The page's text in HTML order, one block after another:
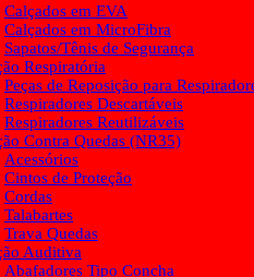
Calçados em EVA
Calçados em MicroFibra
Sapatos/Tênis de Segurança
Respiratória
Peças de Reposição para
Respiradores Descartáveis
Respiradores Reutilizáveis
Contra Quedas (NR35)
Acessórios
Cintos de Proteção
Cordas
Talabartes
Trava Quedas
Auditiva
Abafadores Tipo Concha